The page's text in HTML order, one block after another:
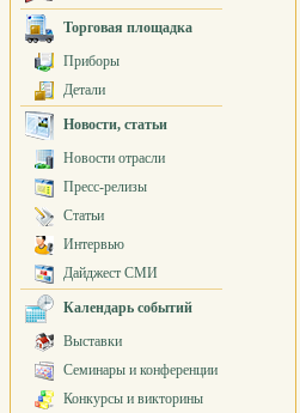
Торговая площадка
Приборы
Детали
Новости, статьи
Новости отрасли
Пресс-релизы
Статьи
Интервью
Дайджест СМИ
Календарь событий
Выставки
Семинары и конференции
Конкурсы и викторины